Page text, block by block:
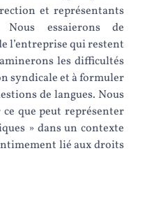
et représentants
essaierons de
l’entreprise qui restent
les difficultés
syndicale et à formuler
de langues. Nous
que peut représenter
» dans un contexte
lié aux droits